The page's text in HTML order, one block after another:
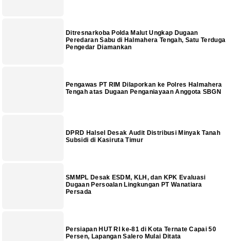
Ditresnarkoba Polda Malut Ungkap Dugaan
Peredaran Sabu di Halmahera Tengah, Satu Terduga
Pengedar Diamankan
Pengawas PT RIM Dilaporkan ke Polres Halmahera
Tengah atas Dugaan Penganiayaan Anggota SBGN
DPRD Halsel Desak Audit Distribusi Minyak Tanah
Subsidi di Kasiruta Timur
SMMPL Desak ESDM, KLH, dan KPK Evaluasi
Dugaan Persoalan Lingkungan PT Wanatiara
Persada
Persiapan HUT RI ke-81 di Kota Ternate Capai 50
Persen, Lapangan Salero Mulai Ditata